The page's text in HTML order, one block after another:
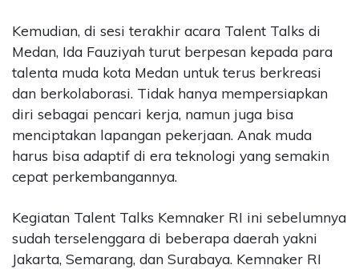
Kemudian, di sesi terakhir acara Talent Talks di
Medan, Ida Fauziyah turut berpesan kepada para
talenta muda kota Medan untuk terus berkreasi
dan berkolaborasi. Tidak hanya mempersiapkan
diri sebagai pencari kerja, namun juga bisa
menciptakan lapangan pekerjaan. Anak muda
harus bisa adaptif di era teknologi yang semakin
cepat perkembangannya.
Kegiatan Talent Talks Kemnaker RI ini sebelumnya
sudah terselenggara di beberapa daerah yakni
Jakarta, Semarang, dan Surabaya. Kemnaker RI